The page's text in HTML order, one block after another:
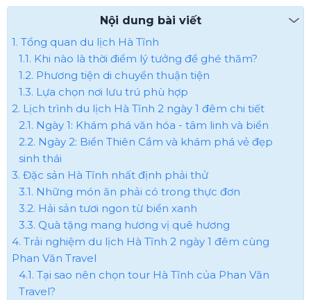
Nội dung bài viết
1. Tổng quan du lịch Hà Tĩnh
1.1. Khi nào là thời điểm lý tưởng để ghé thăm?
1.2. Phương tiện di chuyển thuận tiện
1.3. Lựa chọn nơi lưu trú phù hợp
2. Lịch trình du lịch Hà Tĩnh 2 ngày 1 đêm chi tiết
2.1. Ngày 1: Khám phá văn hóa - tâm linh và biển
2.2. Ngày 2: Biển Thiên Cầm và khám phá vẻ đẹp
sinh thái
3. Đặc sản Hà Tĩnh nhất định phải thử
3.1. Những món ăn phải có trong thực đơn
3.2. Hải sản tươi ngon từ biển xanh
3.3. Quà tặng mang hương vị quê hương
4. Trải nghiệm du lịch Hà Tĩnh 2 ngày 1 đêm cùng
Phan Văn Travel
4.1. Tại sao nên chọn tour Hà Tĩnh của Phan Văn
Travel?